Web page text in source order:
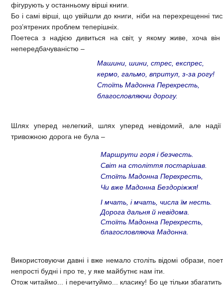
фігурують у останньому вірші книги.
Бо і самі вірші, що увійшли до книги, ніби на перехрещенні
роз’ятрених проблем теперішніх.
Поетеса з надією дивиться на світ, у якому живе, хоча він
непередбачуваністю –
Машини, шини, стрес, експрес,
кермо, гальмо, впритул, з-за рогу!
Стоїть Мадонна Перехресть,
благословляючи дорогу.
Шлях уперед нелегкий, шлях уперед невідомий, але
тривожною дорога не була –
Маршрути горя і безчесть.
Світ на століття постарішав.
Стоїть Мадонна Перехресть,
Чи вже Мадонна Бездоріжжя!
І мчать, і мчать, числа їм несть.
Дорога дальня й невідома.
Стоїть Мадонна Перехресть,
благословляюча Мадонна.
Використовуючи давні і вже немало століть відомі образи,
непрості будні і про те, у яке майбутнє нам іти.
Отож читаймо... і перечитуймо... класику! Бо це тільки збагатить